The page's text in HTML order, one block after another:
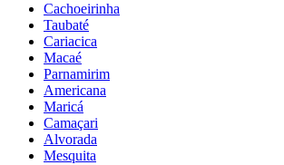
Cachoeirinha
Taubaté
Cariacica
Macaé
Parnamirim
Americana
Maricá
Camaçari
Alvorada
Mesquita